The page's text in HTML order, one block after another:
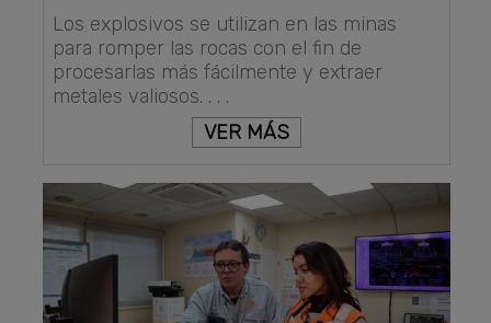
Los explosivos se utilizan en las minas
para romper las rocas con el fin de
procesarlas más fácilmente y extraer
metales valiosos. . . .
VER MÁS